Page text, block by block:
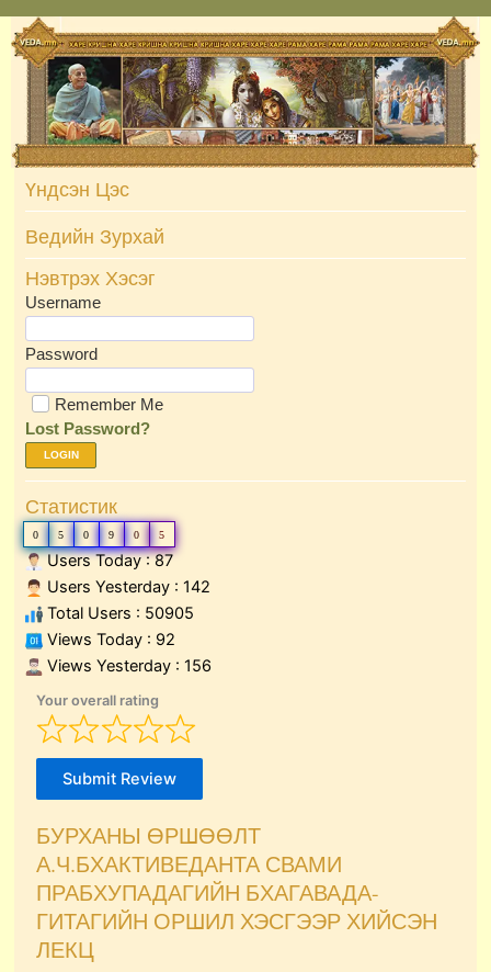
Skip
to
content
Үндсэн Цэс
Ведийн Зурхай
Нэвтрэх Хэсэг
Username
Password
Remember Me
Lost Password?
LOGIN
Статистик
0 5 0 9 0 5
Users Today : 87
Users Yesterday : 142
Total Users : 50905
Views Today : 92
Views Yesterday : 156
Your overall rating
Submit Review
БУРХАНЫ ӨРШӨӨЛТ
А.Ч.БХАКТИВЕДАНТА СВАМИ
ПРАБХУПАДАГИЙН БХАГАВАДА-
ГИТАГИЙН ОРШИЛ ХЭСГЭЭР ХИЙСЭН
ЛЕКЦ